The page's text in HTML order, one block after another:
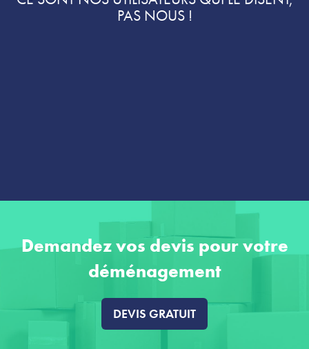
PAS NOUS !
Demandez vos devis pour votre
déménagement
DEVIS GRATUIT